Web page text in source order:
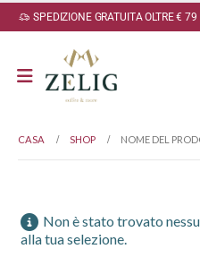
SPEDIZIONE GRATUITA OLTRE € 79
CASA SHOP NOME DEL
Non è stato trovato
alla tua selezione.